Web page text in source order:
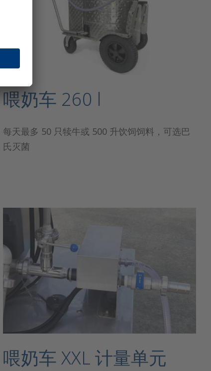
喂奶车 260 l
每天最多 50 只犊牛或 500 升饮饲饲料，可选巴
氏灭菌
喂奶车 XXL 计量单元